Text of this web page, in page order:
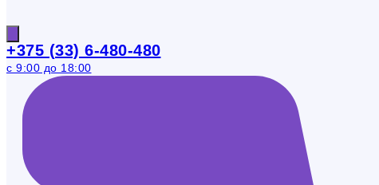
+375 (33) 6-480-480
с 9:00 до 18:00